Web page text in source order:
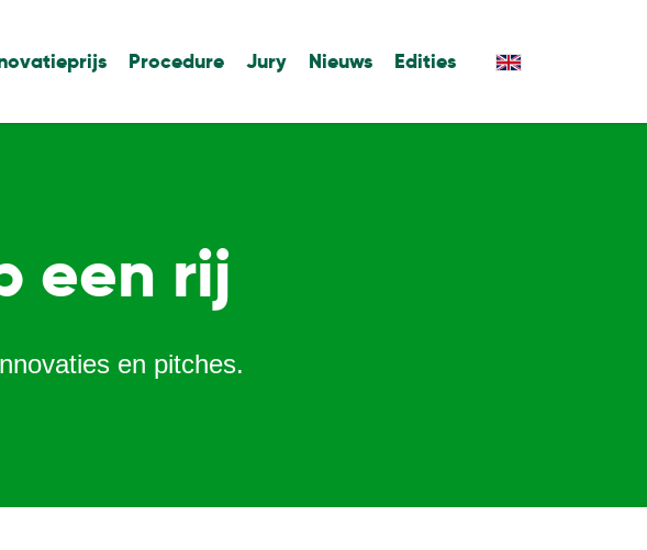
Procedure Jury Nieuws Edities
een rij
en pitches.